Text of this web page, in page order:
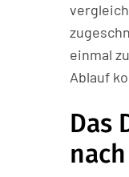
einmal
Ablauf
Das